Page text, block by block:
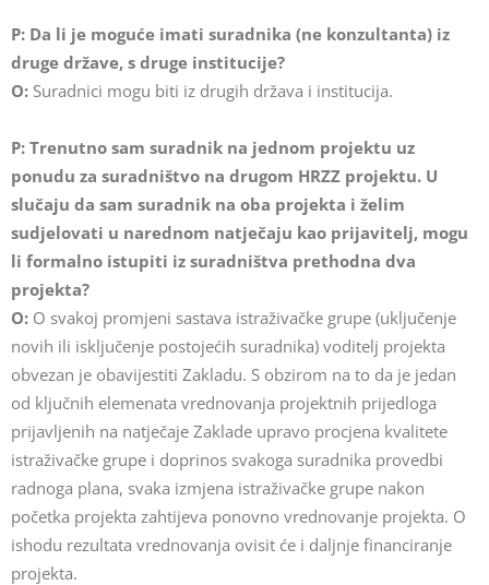
P: Da li je moguće imati suradnika (ne konzultanta) iz
druge države, s druge institucije?
O: Suradnici mogu biti iz drugih država i institucija.
P: Trenutno sam suradnik na jednom projektu uz
ponudu za suradništvo na drugom HRZZ projektu. U
slučaju da sam suradnik na oba projekta i želim
sudjelovati u narednom natječaju kao prijavitelj, mogu
li formalno istupiti iz suradništva prethodna dva
projekta?
O: O svakoj promjeni sastava istraživačke grupe (uključenje
novih ili isključenje postojećih suradnika) voditelj projekta
obvezan je obavijestiti Zakladu. S obzirom na to da je jedan
od ključnih elemenata vrednovanja projektnih prijedloga
prijavljenih na natječaje Zaklade upravo procjena kvalitete
istraživačke grupe i doprinos svakoga suradnika provedbi
radnoga plana, svaka izmjena istraživačke grupe nakon
početka projekta zahtijeva ponovno vrednovanje projekta. O
ishodu rezultata vrednovanja ovisit će i daljnje financiranje
projekta.